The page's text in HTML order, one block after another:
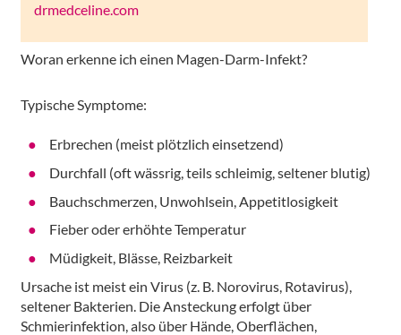
drmedceline.com
Woran erkenne ich einen Magen-Darm-Infekt?
Typische Symptome:
Erbrechen (meist plötzlich einsetzend)
Durchfall (oft wässrig, teils schleimig, seltener blutig)
Bauchschmerzen, Unwohlsein, Appetitlosigkeit
Fieber oder erhöhte Temperatur
Müdigkeit, Blässe, Reizbarkeit
Ursache ist meist ein Virus (z. B. Norovirus, Rotavirus),
seltener Bakterien. Die Ansteckung erfolgt über
Schmierinfektion, also über Hände, Oberflächen,